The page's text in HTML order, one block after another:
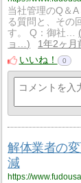
当社管理のQ＆
る質問と、その
す。 Q：御社…
ョ…
1年2ヶ月
いいね！
0
解体業者の
減